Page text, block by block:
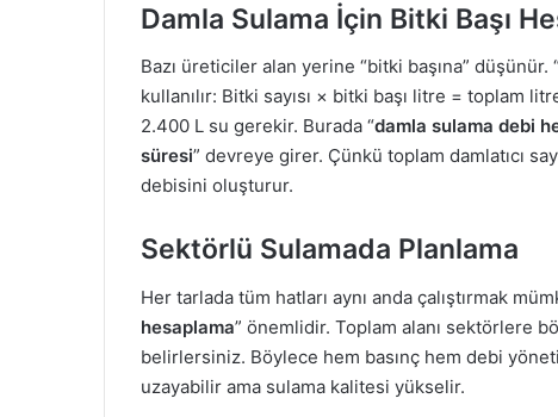
Damla Sulama İçin Bitki Başı
Bazı üreticiler alan yerine “bitki başına” düşünür.
kullanılır: Bitki sayısı × bitki başı litre = toplam
2.400 L su gerekir. Burada “damla sulama debi
süresi” devreye girer. Çünkü toplam damlatıcı
debisini oluşturur.
Sektörlü Sulamada Planlama
Her tarlada tüm hatları aynı anda çalıştırmak
hesaplama” önemlidir. Toplam alanı sektörlere
belirlersiniz. Böylece hem basınç hem debi
uzayabilir ama sulama kalitesi yükselir.